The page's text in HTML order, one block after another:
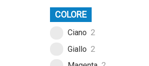
COLORE
Ciano 2
Giallo 2